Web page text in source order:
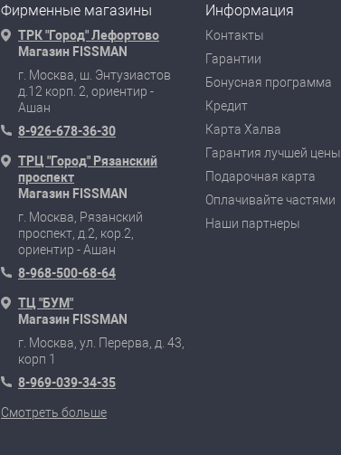
Фирменные магазины
ТРК "Город" Лефортово
Магазин FISSMAN
г. Москва, ш. Энтузиастов
д.12 корп. 2, ориентир -
Ашан
8-926-678-36-30
ТРЦ "Город" Рязанский
проспект
Магазин FISSMAN
г. Москва, Рязанский
проспект, д.2, кор.2,
ориентир - Ашан
8-968-500-68-64
ТЦ "БУМ"
Магазин FISSMAN
г. Москва, ул. Перерва, д. 43,
корп 1
8-969-039-34-35
Смотреть больше
Информация
Контакты
Гарантии
Бонусная программа
Кредит
Карта Халва
Гарантия лучшей цены
Подарочная карта
Оплачивайте частями
Наши партнеры